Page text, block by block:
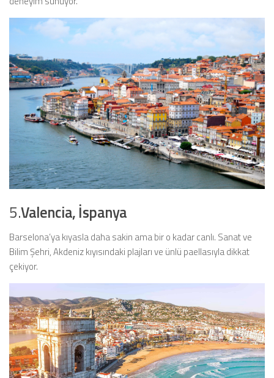
5.Valencia, İspanya
Barselona’ya kıyasla daha sakin ama bir o kadar canlı. Sanat ve
Bilim Şehri, Akdeniz kıyısındaki plajları ve ünlü paellasıyla dikkat
çekiyor.